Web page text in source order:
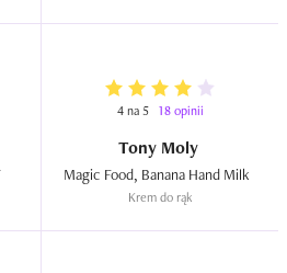
4 na 5 18 opinii
Tony Moly
Krem do rąk